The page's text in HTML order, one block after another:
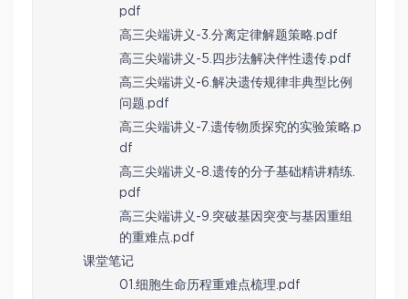
pdf
高三尖端讲义-3.分离定律解题策略.pdf
高三尖端讲义-5.四步法解决伴性遗传.pdf
高三尖端讲义-6.解决遗传规律非典型比例
问题.pdf
高三尖端讲义-7.遗传物质探究的实验策略.p
df
高三尖端讲义-8.遗传的分子基础精讲精练.
pdf
高三尖端讲义-9.突破基因突变与基因重组
的重难点.pdf
课堂笔记
01.细胞生命历程重难点梳理.pdf